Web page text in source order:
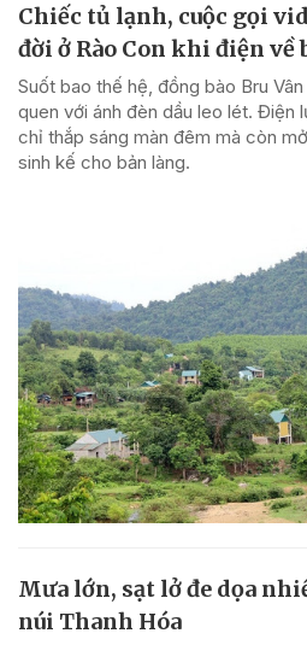
Chiếc tủ lạnh, cuộc gọi
đời ở Rào Con khi điện về
Suốt bao thế hệ, đồng bào Bru
quen với ánh đèn dầu leo lét. Điện
chỉ thắp sáng màn đêm mà còn
sinh kế cho bản làng.
Mưa lớn, sạt lở đe dọa
núi Thanh Hóa